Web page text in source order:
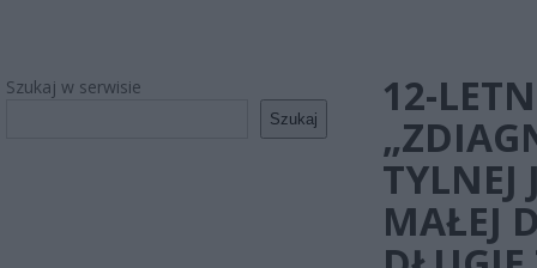
Szukaj w serwisie
Szukaj
12-
TYLNEJ
MAŁEJ